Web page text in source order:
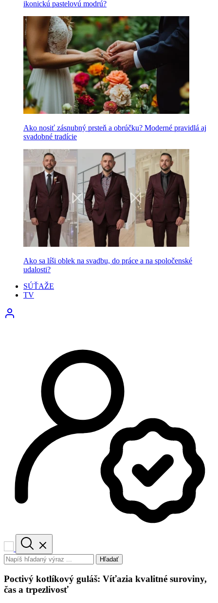
ikonickú pastelovú modrú?
Ako nosiť zásnubný prsteň a obrúčku? Moderné pravidlá aj
svadobné tradície
Ako sa líši oblek na svadbu, do práce a na spoločenské
udalosti?
SÚŤAŽE
TV
Hľadať
Poctivý kotlíkový guláš: Víťazia kvalitné suroviny,
čas a trpezlivosť